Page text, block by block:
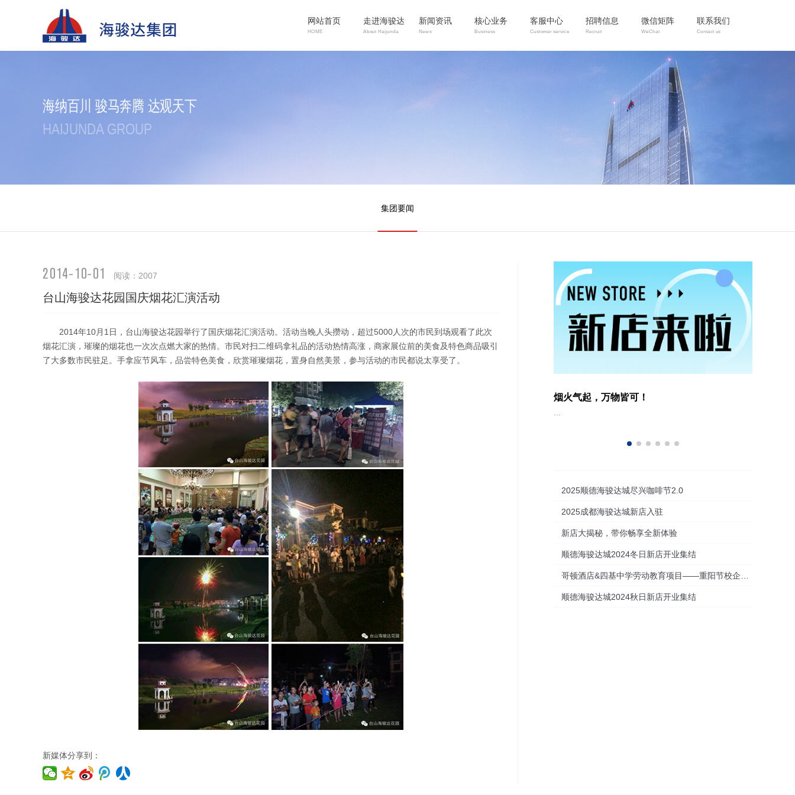
网站首页
HOME
走进海骏达
About Haijunda
新闻资讯
News
核心业务
Business
客服中心
Customer service
招聘信息
Recruit
微信矩阵
WeChat
联系我们
Contact us
海纳百川 骏马奔腾 达观天下
HAIJUNDA GROUP
集团要闻
烟火气起，万物皆可！
…
01
2025顺德海骏达城尽兴咖啡节2.0
2025成都海骏达城新店入驻
新店大揭秘，带你畅享全新体验
顺德海骏达城2024冬日新店开业集结
顺德海骏达城2024秋日新店开业集结
2014-10-01 阅读： 2007
台山海骏达花园国庆烟花汇演活动
2014年10月1日，台山海骏达花园举行了国庆烟花汇演活动。活动当晚人头攒动，超过5000人次的市民到场观看了此次
烟花汇演，璀璨的烟花也一次次点燃大家的热情。市民对扫二维码拿礼品的活动热情高涨，商家展位前的美食及特色商品吸引
了大多数市民驻足。手拿应节风车，品尝特色美食，欣赏璀璨烟花，置身自然美景，参与活动的市民都说太享受了。
新媒体分享到：